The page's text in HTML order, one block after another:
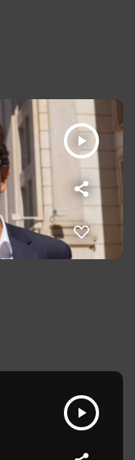
play_arrow
play_arrow